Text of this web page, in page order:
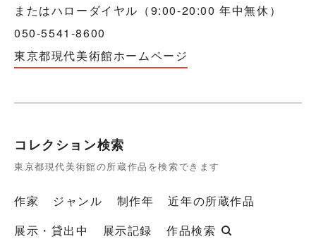
またはハローダイヤル（9:00-20:00 年中無休）
050-5541-8600
東京都現代美術館ホームページ
コレクション検索
東京都現代美術館の所蔵作品を検索できます
作家 ジャンル 制作年
近年の所蔵作品
展示・貸出中
展示記録 作品検索